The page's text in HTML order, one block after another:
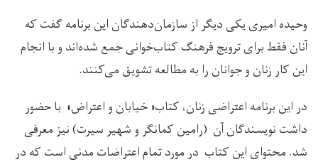
وحیده امیری یکی دیگر از سازمان‌دهندگان این برنامه گفت که
آنان فقط برای ترویج فرهنگ کتاب‌خوانی جمع شده‌اند و با انجام
این کار زنان و جوانان را به مطالعه تشویق می‌کنند.
در این برنامه اعتراضی زنان، کتاب« خیابان و اعتراض»‌ با حضور
داشت نویسندگان آن (رامین کمانگر و شهیر سیرت) نیز معرفی
شد. محتوای این کتاب در مورد تمام اعتراضات مدنی است که در